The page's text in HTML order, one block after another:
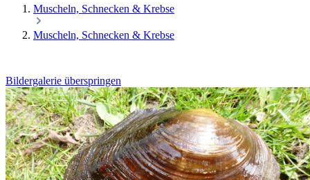
Muscheln, Schnecken & Krebse
Muscheln, Schnecken & Krebse
Bildergalerie überspringen